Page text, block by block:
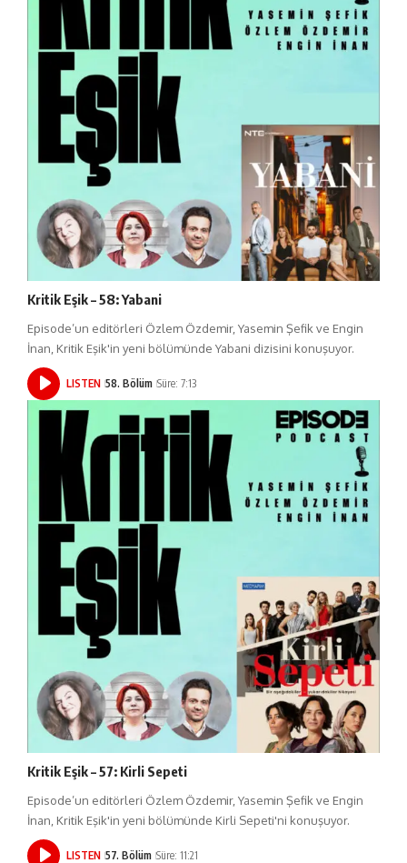
Kritik Eşik – 58: Yabani
Episode’un editörleri Özlem Özdemir, Yasemin Şefik ve Engin
İnan, Kritik Eşik'in yeni bölümünde Yabani dizisini konuşuyor.
LISTEN 58. Bölüm Süre: 7:13
Kritik Eşik – 57: Kirli Sepeti
Episode’un editörleri Özlem Özdemir, Yasemin Şefik ve Engin
İnan, Kritik Eşik'in yeni bölümünde Kirli Sepeti'ni konuşuyor.
LISTEN 57. Bölüm Süre: 11:21